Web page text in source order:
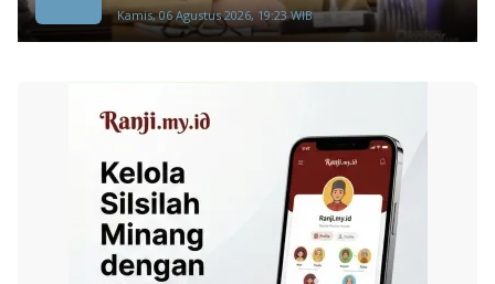
Kamis, 06 Agustus 2026, 19:23 WIB